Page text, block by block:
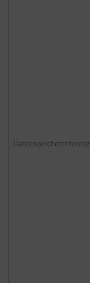
Datenspeicherreferenz